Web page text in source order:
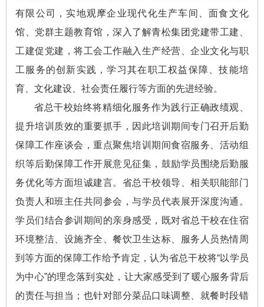
有限公司，实地观摩企业现代化生产车间、面食文化
馆、党群主题教育馆，深入了解青松集团党建带工建、
工建促党建，将工会工作融入生产经营、企业文化与职
工服务的创新实践，学习其在职工权益保障、技能培
育、文化建设、社会责任履行等方面的先进经验。
省总干校始终将精细化服务作为践行正确政绩观、
提升培训质效的重要抓手，因此培训期间专门召开后勤
保障工作座谈会，重点聚焦培训期间食宿服务、活动组
织等后勤保障工作开展意见征集，鼓励学员围绕后勤服
务优化等方面坦诚建言。省总干校领导、相关职能部门
负责人和班主任共同参会，与学员代表展开深度沟通。
学员们结合参训期间的亲身感受，既对省总干校在住宿
环境整洁、设施齐全、餐饮卫生达标、服务人员热情周
到等方面的保障工作给予肯定，认为省总干校将“以学员
为中心”的理念落到实处，让大家感受到了暖心服务背后
的责任与担当；也针对部分菜品口味调整、就餐时段错